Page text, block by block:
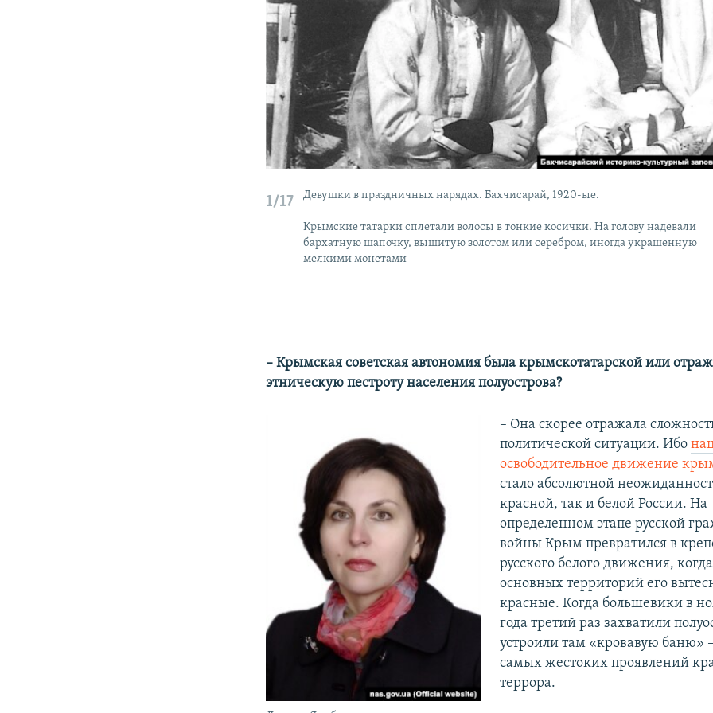
1/17 Девушки в праздничных нарядах. Бахчисарай, 1920-ые.
Крымские татарки сплетали волосы в тонкие косички. На голову надевали
бархатную шапочку, вышитую золотом или серебром, иногда украшенную
мелкими монетами
– Крымская советская автономия была крымскотатарской или
этническую пестроту населения полуострова?
– Она скорее отражала
политической ситуации. Ибо
освободительное движение
стало абсолютной
красной, так и белой России. На
определенном этапе русской
войны Крым превратился в
русского белого движения,
основных территорий его
красные. Когда большевики в
года третий раз захватили
устроили там «кровавую баню»
самых жестоких проявлений
террора.